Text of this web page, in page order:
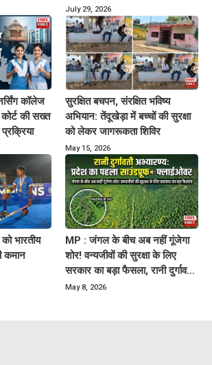
है पदोन्नति का लाभ
July 29, 2026
कॉलेज
की सख्त
प्रक्रिया
सुरक्षित बचपन, संरक्षित भविष्य
अभियान: तेंदूखेड़ा में बच्चों की सुरक्षा
को लेकर जागरूकता शिविर
May 15, 2026
भारतीय
कमान
MP : जंगल के बीच अब नहीं गूंजेगा
शोर! वन्यजीवों की सुरक्षा के लिए
सरकार का बड़ा फैसला, रानी दुर्गावती
अभ्यारण्य में बनेगा साउंडप्रूफ
May 8, 2026